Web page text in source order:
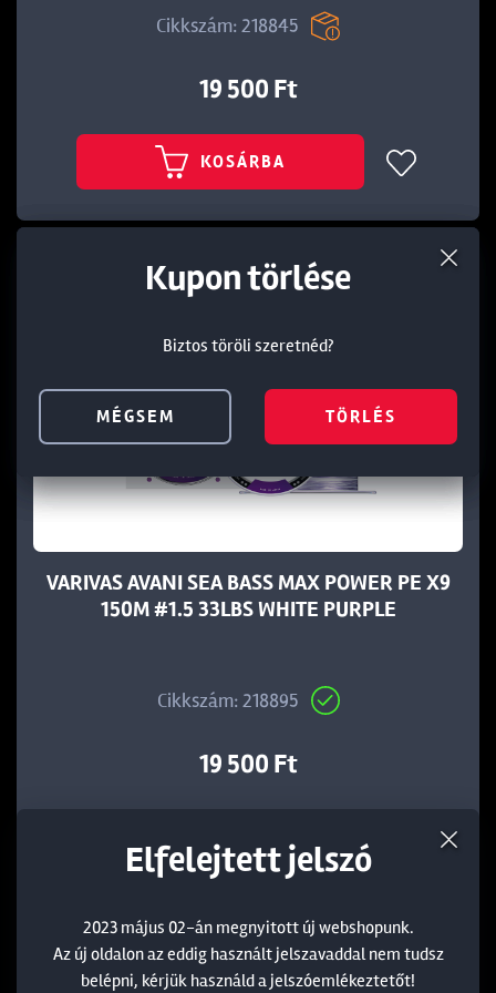
Cikkszám: 218845
19 500 Ft
KOSÁRBA
VARIVAS AVANI SEA BASS MAX POWER PE X9
150M #1.5 33LBS WHITE PURPLE
Cikkszám: 218895
19 500 Ft
Termék törlése a kosárból
Biztos töröli szeretnéd?
MÉGSEM TÖRLÉS
Kedvezmény törlése
Biztos töröli szeretnéd?
MÉGSEM TÖRLÉS
Kupon törlése
Biztos töröli szeretnéd?
MÉGSEM TÖRLÉS
Elfelejtett jelszó
2023 május 02-án megnyitott új webshopunk.
Az új oldalon az eddig használt jelszavaddal nem tudsz
belépni, kérjük használd a jelszóemlékeztetőt!